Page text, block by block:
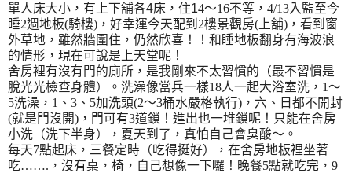
單人床大小，有上下舖各4床，住14～16不等， 4/13入監至今
睡2週地板(騎樓) ，好幸運今天配到 2樓景觀房( 上舖) ，看到窗
外草地，雖然牆圍住，仍然欣喜！！和睡地板翻身有海波浪
的情形，現在可說是上天堂呢！
舍房裡有沒有門的廁所，是我剛來不太習慣的（最不習慣是
脫光光檢查身體）。洗澡像當兵一樣18人一起大浴室洗， 1～
5洗澡， 1 、 3 、 5加洗頭(2～3桶水嚴格執行) ，六、日都不開封
(就是門沒開) ，門可有3道鎖！進出也一堆鎖呢！只能在舍房
小洗（洗下半身），夏天到了，真怕自己會臭酸～。
每天7點起床，三餐定時（吃得挺好），在舍房地板裡坐著
吃……. ，沒有桌，椅，自己想像一下囉！晚餐5點就吃完， 9